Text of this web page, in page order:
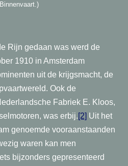
Rijn gedaan was werd de
1910 in Amsterdam
uit de krijgsmacht, de
Ook de
Fabriek E. Kloos,
was erbij.[2] Uit het
genoemde vooraanstaanden
waren kan men
bijzonders gepresenteerd